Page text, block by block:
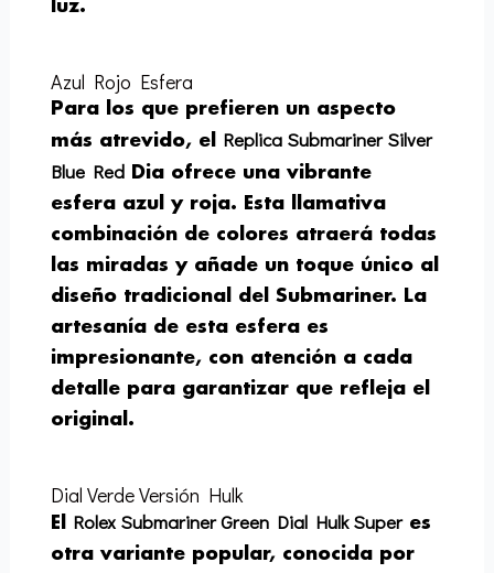
luz.
Azul Rojo Esfera
Para los que prefieren un aspecto
más atrevido, el Replica Submariner Silver
Blue Red Dia ofrece una vibrante
esfera azul y roja. Esta llamativa
combinación de colores atraerá todas
las miradas y añade un toque único al
diseño tradicional del Submariner. La
artesanía de esta esfera es
impresionante, con atención a cada
detalle para garantizar que refleja el
original.
Dial Verde Versión Hulk
El Rolex Submariner Green Dial Hulk Superes
otra variante popular, conocida por